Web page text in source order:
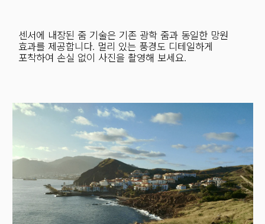
센서에 내장된 줌 기술은 기존 광학 줌과 동일한 망원
효과를 제공합니다. 멀리 있는 풍경도 디테일하게
포착하여 손실 없이 사진을 촬영해 보세요.